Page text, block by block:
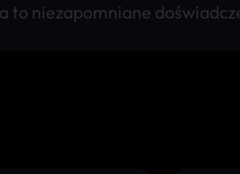
to niezapomniane